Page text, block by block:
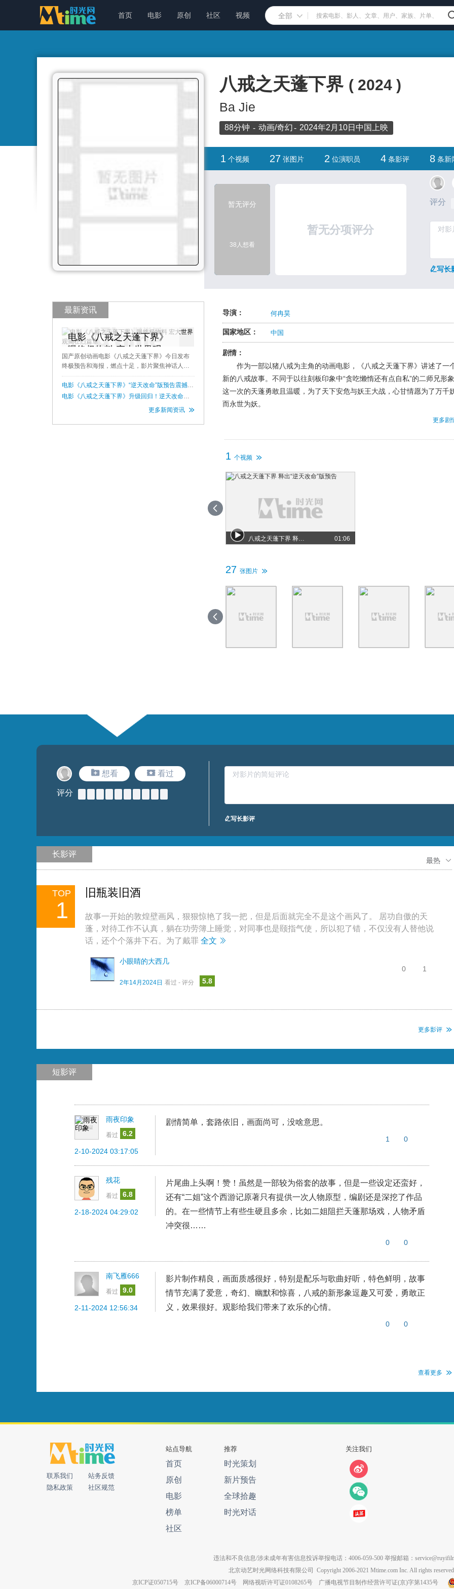
首页 电影 原创 社区 视频 全部
最新资讯
电影《八戒之天蓬下界》
曝终极物料 宏大世界观揭
壮烈篇章
国产原创动画电影《八戒之天蓬下界》今日发布
终极预告和海报，燃点十足，影片聚焦神话人物
天蓬元帅的命运转折与信仰重构。该片由何冉昊
执导，李力持担任特别顾问，张磊、季冠霖、赵
明洲等实力派配音演员倾情加盟，共
‌电影《八戒之天蓬下界》“逆天改命”版预告震撼发
布，7月11日燃爆暑期档！
电影《八戒之天蓬下界》升级回归！逆天改命定
更多新闻资讯
八戒之天蓬下界 ( 2024)
Ba Jie
88分钟 动画/奇幻 2024年2月10日 中国 上映
1 个视频 27 张图片 2 位演职员 4条影评 8条新
暂无评分
38人想看
暂无分项评分
评分
写长
导演： 何冉昊
国家地区： 中国
剧情：
作为一部以猪八戒为主角的动画电影，《八戒之天蓬下界》讲述了一
新的八戒故事。不同于以往刻板印象中“贪吃懒惰还有点自私”的二师兄形
这一次的天蓬勇敢且温暖，为了天下安危与妖王大战，心甘情愿为了万千
而永世为妖。
更多剧
1 个视频
01:06
八戒之天蓬下界 释出“逆天改命”版预告
27 张图片
想看 看过
评分
写长影评
长影评
最热
TOP
1
旧瓶装旧酒
故事一开始的敦煌壁画风，狠狠惊艳了我一把，但是后面就完全不是这个画风了。 居功自傲的天
蓬，对待工作不认真，躺在功劳簿上睡觉，对同事也是颐指气使，所以犯了错，不仅没有人替他说
话，还个个落井下石。为了戴罪 全文
小眼睛的大西几
2年14月2024日 看过 - 评分 5.8
0 1
更多影评
短影评
雨夜印象
看过 6.2
2-10-2024 03:17:05
剧情简单，套路依旧，画面尚可，没啥意思。
1 0
残花
看过 6.8
2-18-2024 04:29:02
片尾曲上头啊！赞！虽然是一部较为俗套的故事，但是一些设定还蛮好，
还有“二姐”这个西游记原著只有提供一次人物原型，编剧还是深挖了作品
的。在一些情节上有些生硬且多余，比如二姐阻拦天蓬那场戏，人物矛盾
冲突很……
0 0
南飞雁666
看过 9.0
2-11-2024 12:56:34
影片制作精良，画面质感很好，特别是配乐与歌曲好听，特色鲜明，故事
情节充满了爱意，奇幻、幽默和惊喜，八戒的新形象逗趣又可爱，勇敢正
义，效果很好。观影给我们带来了欢乐的心情。
0 0
查看更多
联系我们
站务反馈
隐私政策
社区规范
站点导航
首页
原创
电影
榜单
社区
推荐
时光策划
新片预告
全球拾趣
时光对话
关注我们
违法和不良信息/涉未成年有害信息投诉举报电话：4006-059-500 举报邮箱：
北京动艺时光网络科技有限公司 Copyright 2006-2021 Mtime.com Inc. All rights
京ICP证050715号
京ICP备06000714号 网络视听许可证0108265号 广播电视节目制作经营许可证(京)字第1435号